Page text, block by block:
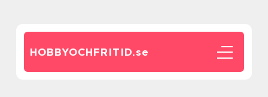
HOBBYOCHFRITID.se